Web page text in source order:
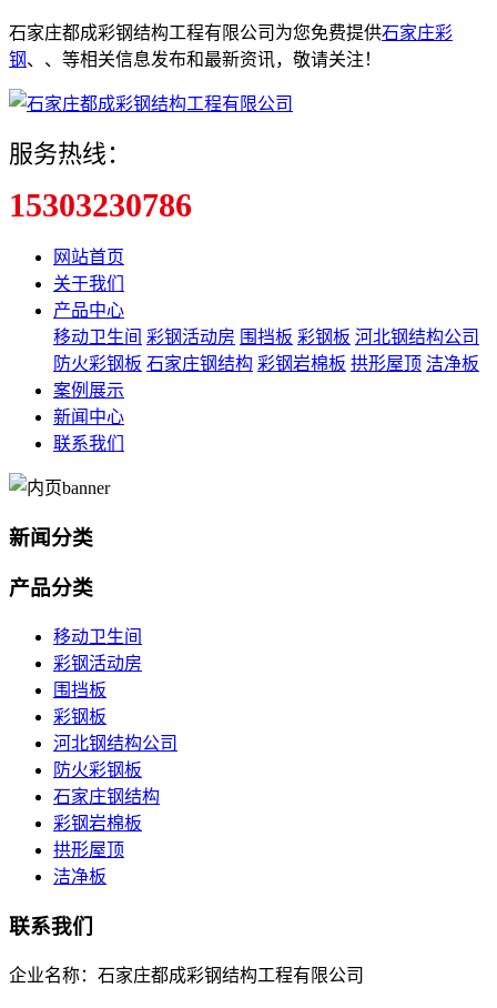
石家庄都成彩钢结构工程有限公司为您免费提供石家庄彩
钢、 、 等相关信息发布和最新资讯，敬请关注！
服务热线：
15303230786
网站首页
关于我们
产品中心
移动卫生间 彩钢活动房 围挡板 彩钢板 河北钢结构公司
防火彩钢板 石家庄钢结构 彩钢岩棉板 拱形屋顶 洁净板
案例展示
新闻中心
联系我们
新闻分类
产品分类
移动卫生间
彩钢活动房
围挡板
彩钢板
河北钢结构公司
防火彩钢板
石家庄钢结构
彩钢岩棉板
拱形屋顶
洁净板
联系我们
企业名称：石家庄都成彩钢结构工程有限公司